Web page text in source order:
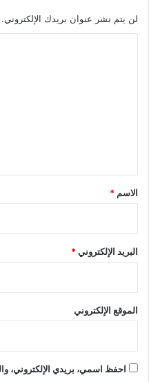
لن يتم نشر عنوان بريدك الإلكتروني.
*
الاسم *
البريد الإلكتروني*
الموقع الإلكتروني
احفظ اسمي، بريدي الإلكتروني،